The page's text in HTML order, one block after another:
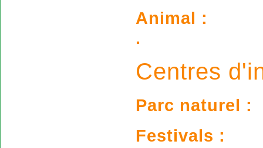
Animal :
.
Centres
Parc naturel :
Festivals :